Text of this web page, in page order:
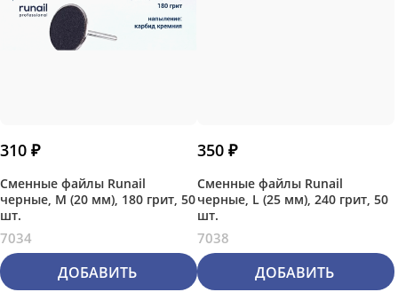
310 ₽
Сменные файлы Runail
черные, М (20 мм), 180 грит, 50
шт.
7034
ДОБАВИТЬ
350 ₽
Сменные файлы Runail
черные, L (25 мм), 240 грит, 50
шт.
7038
ДОБАВИТЬ